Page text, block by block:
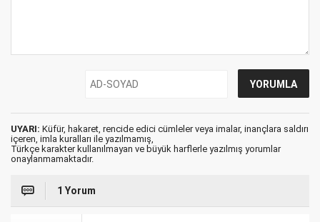
UYARI: Küfür, hakaret, rencide edici cümleler veya imalar, inançlara saldırı
içeren, imla kuralları ile yazılmamış,
Türkçe karakter kullanılmayan ve büyük harflerle yazılmış yorumlar
onaylanmamaktadır.
1 Yorum